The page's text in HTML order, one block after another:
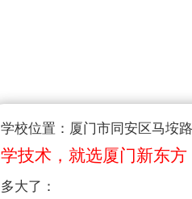
学校位置：厦门市同安区马垵
学技术，就选厦门新东方
多大了：